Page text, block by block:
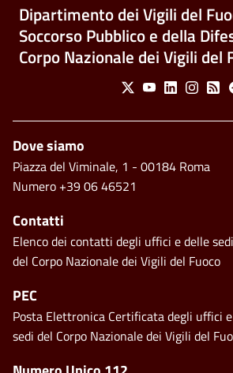
Dipartimento dei Vigili del
Soccorso Pubblico e della
Corpo Nazionale dei Vigili del
Social
X YoutubeLinkedinFeed
Piè di pagina
Dove siamo
Piazza del Viminale, 1 - 00184 Roma
Numero +39 06 46521
Contatti
Elenco dei contatti degli uffici e delle sedi
del Corpo Nazionale dei Vigili del Fuoco
PEC
Posta Elettronica Certificata degli uffici
sedi del Corpo Nazionale dei Vigili del